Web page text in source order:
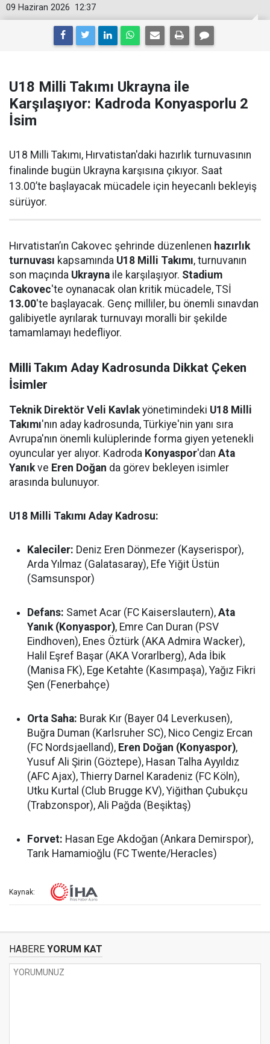
12:37
09 Haziran 2026
U18 Milli Takımı Ukrayna ile
Karşılaşıyor: Kadroda Konyasporlu 2
İsim
U18 Milli Takımı, Hırvatistan'daki hazırlık turnuvasının
finalinde bugün Ukrayna karşısına çıkıyor. Saat
13.00’te başlayacak mücadele için heyecanlı bekleyiş
sürüyor.
Hırvatistan’ın Cakovec şehrinde düzenlenen hazırlık
turnuvası kapsamında U18 Milli Takımı, turnuvanın
son maçında Ukrayna ile karşılaşıyor. Stadium
Cakovec'te oynanacak olan kritik mücadele, TSİ
13.00'te başlayacak. Genç milliler, bu önemli sınavdan
galibiyetle ayrılarak turnuvayı moralli bir şekilde
tamamlamayı hedefliyor.
Milli Takım Aday Kadrosunda Dikkat Çeken
İsimler
Teknik Direktör Veli Kavlakyönetimindeki U18 Milli
Takımı'nın aday kadrosunda, Türkiye'nin yanı sıra
Avrupa'nın önemli kulüplerinde forma giyen yetenekli
oyuncular yer alıyor. Kadroda Konyaspor'dan Ata
Yanıkve Eren Doğan da görev bekleyen isimler
arasında bulunuyor.
U18 Milli Takımı Aday Kadrosu:
Kaleciler: Deniz Eren Dönmezer (Kayserispor),
Arda Yılmaz (Galatasaray), Efe Yiğit Üstün
(Samsunspor)
Defans: Samet Acar (FC Kaiserslautern), Ata
Yanık (Konyaspor), Emre Can Duran (PSV
Eindhoven), Enes Öztürk (AKA Admira Wacker),
Halil Eşref Başar (AKA Vorarlberg), Ada İbik
(Manisa FK), Ege Ketahte (Kasımpaşa), Yağız Fikri
Şen (Fenerbahçe)
Orta Saha: Burak Kır (Bayer 04 Leverkusen),
Buğra Duman (Karlsruher SC), Nico Cengiz Ercan
(FC Nordsjaelland), Eren Doğan (Konyaspor),
Yusuf Ali Şirin (Göztepe), Hasan Talha Ayyıldız
(AFC Ajax), Thierry Darnel Karadeniz (FC Köln),
Utku Kurtal (Club Brugge KV), Yiğithan Çubukçu
(Trabzonspor), Ali Pağda (Beşiktaş)
Forvet: Hasan Ege Akdoğan (Ankara Demirspor),
Tarık Hamamioğlu (FC Twente/Heracles)
Kaynak:
HABERE YORUM KAT